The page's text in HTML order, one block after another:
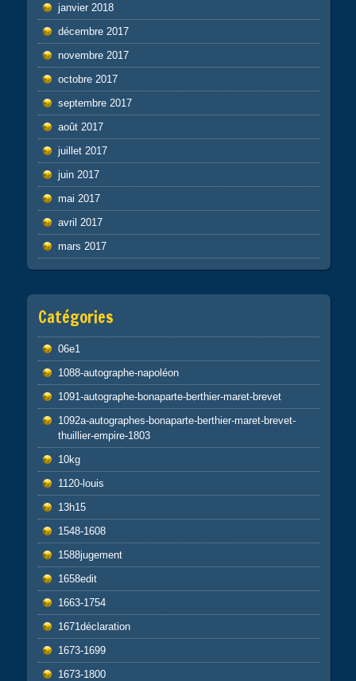
janvier 2018
décembre 2017
novembre 2017
octobre 2017
septembre 2017
août 2017
juillet 2017
juin 2017
mai 2017
avril 2017
mars 2017
Catégories
06e1
1088-autographe-napoléon
1091-autographe-bonaparte-berthier-maret-brevet
1092a-autographes-bonaparte-berthier-maret-brevet-
thuillier-empire-1803
10kg
1120-louis
13h15
1548-1608
1588jugement
1658edit
1663-1754
1671déclaration
1673-1699
1673-1800